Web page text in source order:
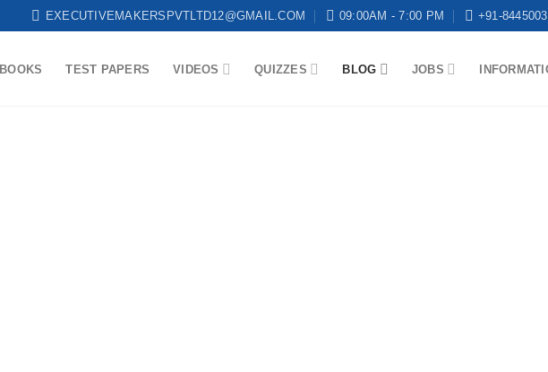
EXECUTIVEMAKERSPVTLTD12@GMAIL.COM 09:00AM - 7:00 PM +91-
BOOKS TEST PAPERS VIDEOS QUIZZES BLOG JOBS